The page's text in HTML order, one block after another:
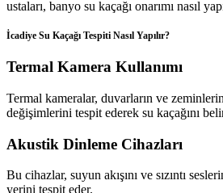
ustaları, banyo su kaçağı onarımı nasıl
İcadiye Su Kaçağı Tespiti Nasıl Yapılır?
Termal Kamera Kullanımı
Termal kameralar, duvarların ve
değişimlerini tespit ederek su kaçağını
Akustik Dinleme Cihazları
Bu cihazlar, suyun akışını ve sızıntı
yerini tespit eder.